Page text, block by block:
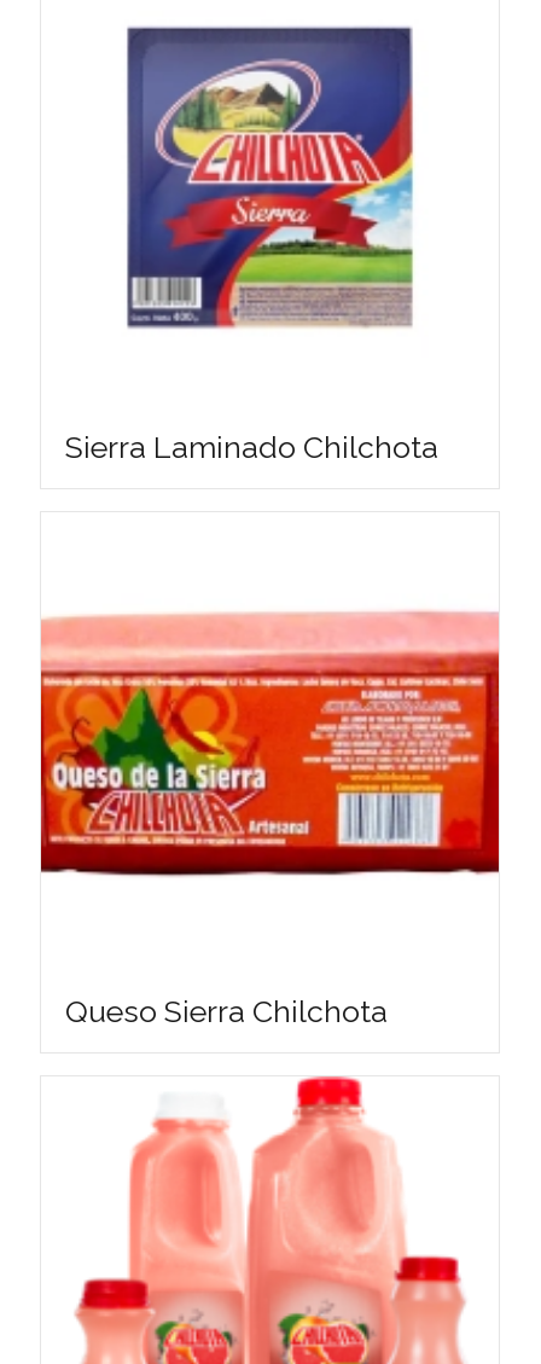
Sierra Laminado Chilchota
Queso Sierra Chilchota